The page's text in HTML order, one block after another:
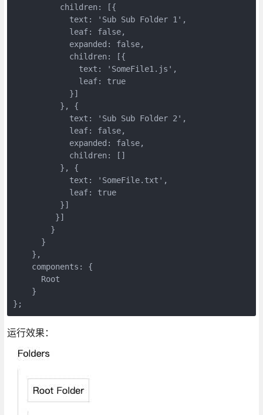
          children: [{
            text: 'Sub Sub Folder 1',
            leaf: false,
            expanded: false,
            children: [{
              text: 'SomeFile1.js',
              leaf: true
            }]
          }, {
            text: 'Sub Sub Folder 2',
            leaf: false,
            expanded: false,
            children: []
          }, {
            text: 'SomeFile.txt',
            leaf: true
          }]
         }]
        }
      }
    },
    components: {
      Root
    }
运行效果：